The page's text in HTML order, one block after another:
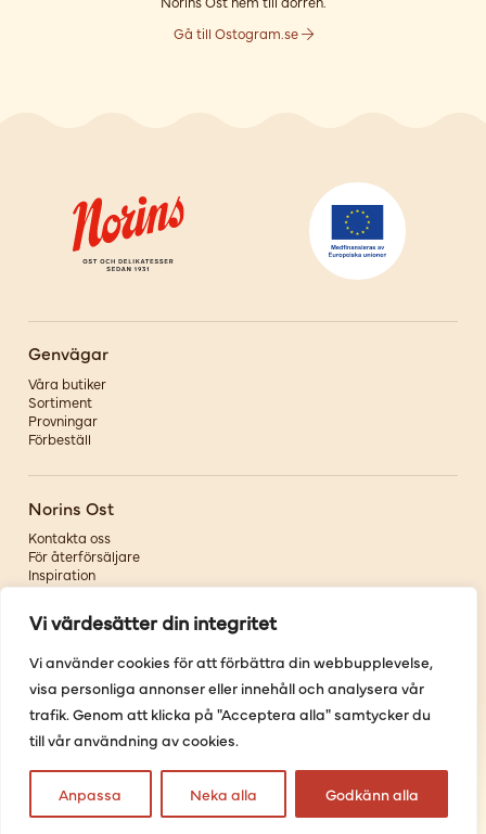
Vi värdesätter din integritet
Vi använder cookies för att förbättra din webbupplevelse,
visa personliga annonser eller innehåll och analysera vår
trafik. Genom att klicka på "Acceptera alla" samtycker du
till vår användning av cookies.
Anpassa Neka alla Godkänn alla
Gå till Ostogram.se
Genvägar
Våra butiker
Sortiment
Provningar
Förbeställ
Norins Ost
Kontakta oss
För återförsäljare
Inspiration
Om oss
Följ oss
Facebook
Instagram
Pinterest
Youtube